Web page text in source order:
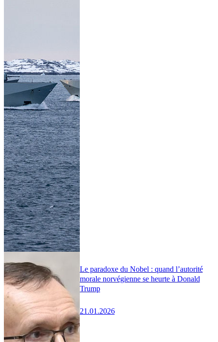
Le paradoxe du Nobel : quand l’autorité
morale norvégienne se heurte à Donald
Trump
21.01.2026